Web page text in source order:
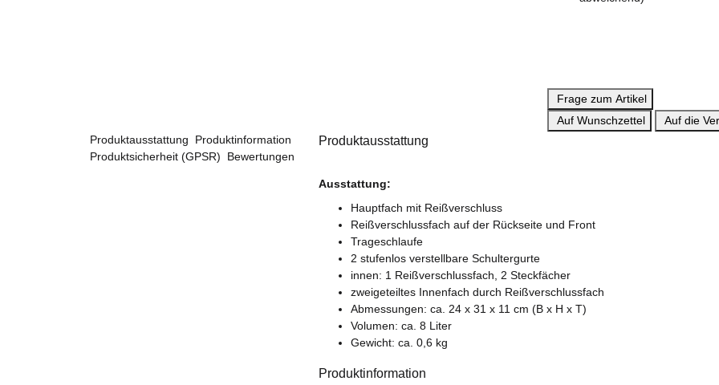
Frage zum Artikel
Auf Wunschzettel
Auf die
Produktausstattung
Produktinformation
Produktsicherheit (GPSR)
Bewertungen
Produktausstattung
Ausstattung:
Hauptfach mit Reißverschluss
Reißverschlussfach auf der Rückseite und Front
Trageschlaufe
2 stufenlos verstellbare Schultergurte
innen: 1 Reißverschlussfach, 2 Steckfächer
zweigeteiltes Innenfach durch Reißverschlussfach
Abmessungen: ca. 24 x 31 x 11 cm (B x H x T)
Volumen: ca. 8 Liter
Gewicht: ca. 0,6 kg
Produktinformation